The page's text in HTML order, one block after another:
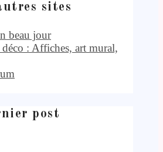
sites
beau jour
: Affiches, art mural,
post